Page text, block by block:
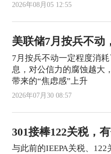
2026年08月05 12:55
美联储7月按兵不动
7月按兵不动一定程度消
息，对公信力的腐蚀越大
带来的“焦虑感”上升
2026年07月30 08:57
301接棒122关税，
与此前的IEEPA关税、